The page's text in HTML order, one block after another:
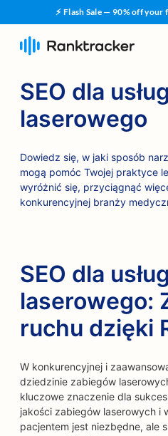
⚡ Flash Sale — 90% off
SEO dla
laserowego
Dowiedz się, w jaki sposób
mogą pomóc Twojej praktyce
wyróżnić się, przyciągnąć
konkurencyjnej branży
SEO dla
laserowego:
ruchu dzięki
W konkurencyjnej i
dziedzinie zabiegów
kluczowe znaczenie dla
jakości zabiegów laserowych i
pacjentem jest niezbędne, ale